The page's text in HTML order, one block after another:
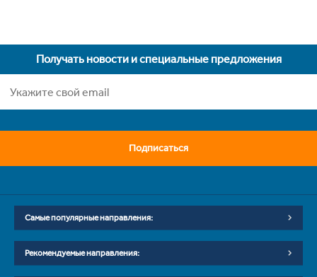
Получать новости и специальные предложения
Подписаться
Самые популярные направления:
Рекомендуемые направления: